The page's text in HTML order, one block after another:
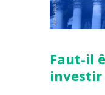
Faut-il